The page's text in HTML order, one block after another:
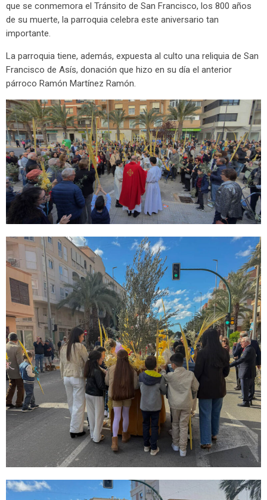
que se conmemora el Tránsito de San Francisco, los 800 años
de su muerte, la parroquia celebra este aniversario tan
importante.
La parroquia tiene, además, expuesta al culto una reliquia de San
Francisco de Asís, donación que hizo en su día el anterior
párroco Ramón Martínez Ramón.